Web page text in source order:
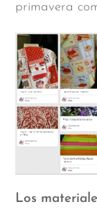
primavera
Los